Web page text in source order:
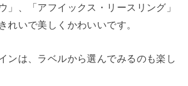
」、「アフイックス・リースリング」
れいで美しくかわいいです。
ンは、ラベルから選んでみるのも楽し